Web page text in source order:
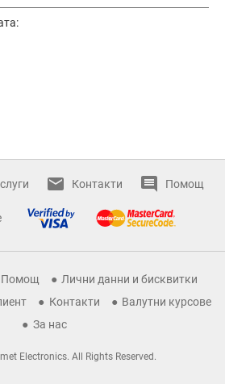
Контакти Помощ
Помощ
Лични данни и бисквитки
Контакти
Валутни курсове
За нас
Electronics. All Rights Reserved.